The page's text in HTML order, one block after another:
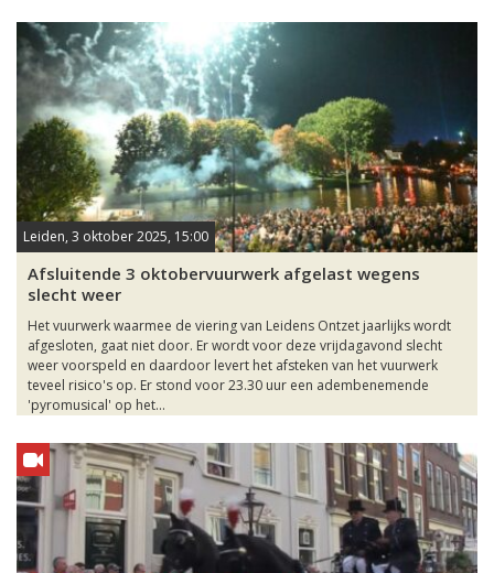
Leiden, 3 oktober 2025, 15:00
Afsluitende 3 oktobervuurwerk afgelast wegens
slecht weer
Het vuurwerk waarmee de viering van Leidens Ontzet jaarlijks wordt
afgesloten, gaat niet door. Er wordt voor deze vrijdagavond slecht
weer voorspeld en daardoor levert het afsteken van het vuurwerk
teveel risico's op. Er stond voor 23.30 uur een adembenemende
'pyromusical' op het...